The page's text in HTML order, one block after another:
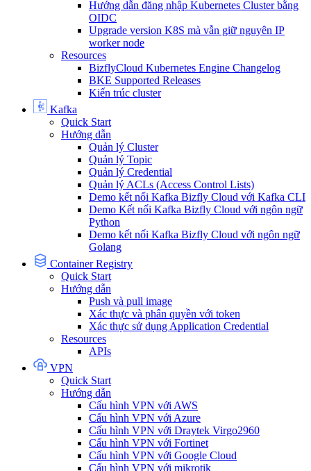
Hướng dẫn đăng nhập Kubernetes Cluster bằng
OIDC
Upgrade version K8S mà vẫn giữ nguyên IP
worker node
Resources
BizflyCloud Kubernetes Engine Changelog
BKE Supported Releases
Kiến trúc cluster
Kafka
Quick Start
Hướng dẫn
Quản lý Cluster
Quản lý Topic
Quản lý Credential
Quản lý ACLs (Access Control Lists)
Demo kết nối Kafka Bizfly Cloud với Kafka CLI
Demo Kết nối Kafka Bizfly Cloud với ngôn ngữ
Python
Demo kết nối Kafka Bizfly Cloud với ngôn ngữ
Golang
Container Registry
Quick Start
Hướng dẫn
Push và pull image
Xác thực và phân quyền với token
Xác thực sử dụng Application Credential
Resources
APIs
VPN
Quick Start
Hướng dẫn
Cấu hình VPN với AWS
Cấu hình VPN với Azure
Cấu hình VPN với Draytek Virgo2960
Cấu hình VPN với Fortinet
Cấu hình VPN với Google Cloud
Cấu hình VPN với mikrotik